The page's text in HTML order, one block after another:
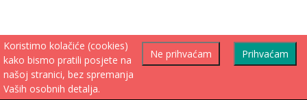
Prihvaćam
Ne prihvaćam
Koristimo kolačiće (cookies)
kako bismo pratili posjete na
našoj stranici, bez spremanja
Vaših osobnih detalja.